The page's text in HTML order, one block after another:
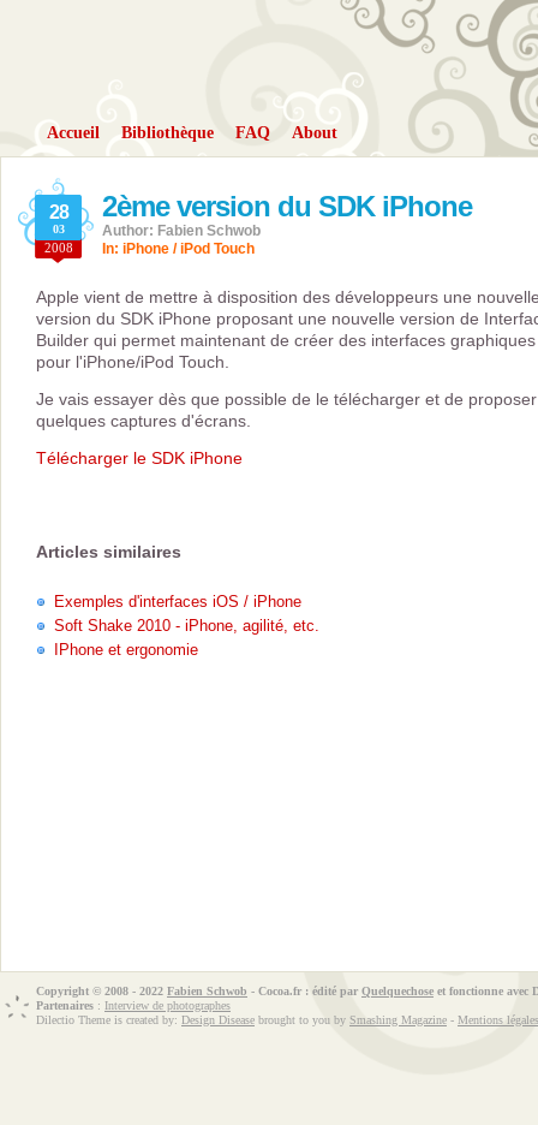
Accueil Bibliothèque FAQ About
2ème version du SDK iPhone
28
03
2008
Author: Fabien Schwob
In: iPhone / iPod Touch
Apple vient de mettre à disposition des développeurs une
version du SDK iPhone proposant une nouvelle version de
Builder qui permet maintenant de créer des interfaces graphiques
pour l'iPhone/iPod Touch.
Je vais essayer dès que possible de le télécharger et de proposer
quelques captures d'écrans.
Télécharger le SDK iPhone
Articles similaires
Exemples d'interfaces iOS / iPhone
Soft Shake 2010 - iPhone, agilité, etc.
IPhone et ergonomie
Copyright © 2008 - 2022 Fabien Schwob - Cocoa.fr : édité par Quelquechose et fonctionne avec
Partenaires : Interview de photographes
Dilectio Theme is created by: Design Disease brought to you by Smashing Magazine - Mentions légales